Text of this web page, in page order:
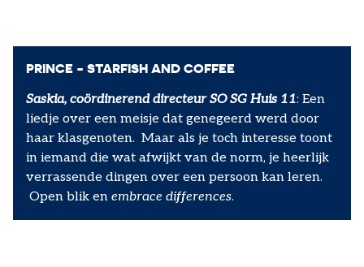
PRINCE - STARFISH AND COFFEE
Saskia, coördinerend directeur SO SG Huis 11: Een
liedje over een meisje dat genegeerd werd door
haar klasgenoten. Maar als je toch interesse toont
in iemand die wat afwijkt van de norm, je heerlijk
verrassende dingen over een persoon kan leren.
Open blik en embrace differences.